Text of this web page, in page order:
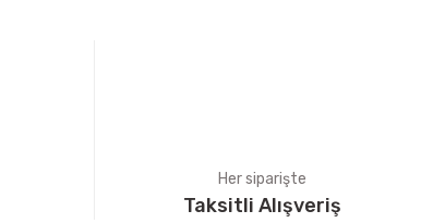
Her siparişte
Taksitli Alışveriş